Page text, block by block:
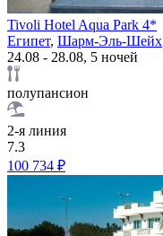
Tivoli Hotel Aqua Park 4*
Египет, Шарм-Эль-Шейх
24.08 - 28.08, 5 ночей
полупансион
2-я линия
7.3
100 734 ₽